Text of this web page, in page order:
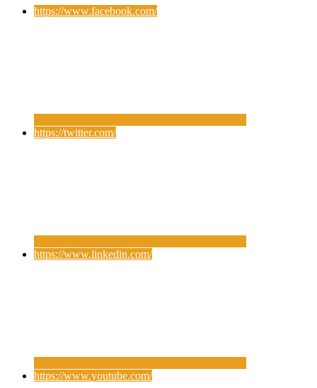
https://www.facebook.com/
https://twitter.com/
https://www.linkedin.com/
https://www.youtube.com/